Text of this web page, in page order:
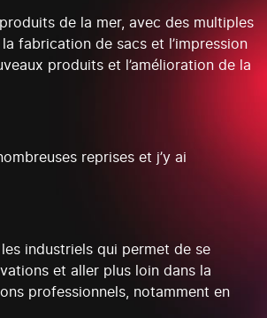
de la mer, avec des multiples
fabrication de sacs et l’impression
produits et l’amélioration de la
reprises et j’y ai
industriels qui permet de se
et aller plus loin dans la
professionnels, notamment en